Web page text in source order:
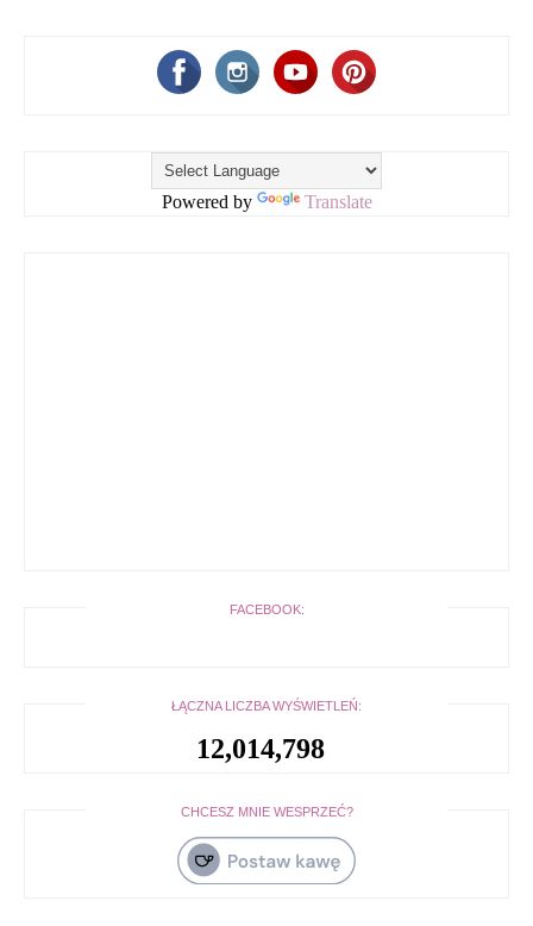
Powered by Translate
FACEBOOK:
ŁĄCZNA LICZBA WYŚWIETLEŃ:
12,014,798
CHCESZ MNIE WESPRZEĆ?